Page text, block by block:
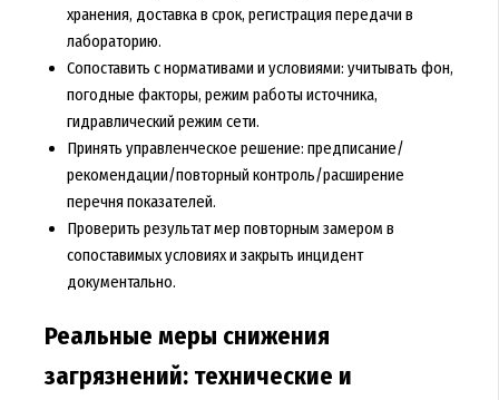
хранения, доставка в срок, регистрация передачи в
лабораторию.
Сопоставить с нормативами и условиями: учитывать фон,
погодные факторы, режим работы источника,
гидравлический режим сети.
Принять управленческое решение: предписание/
рекомендации/повторный контроль/расширение
перечня показателей.
Проверить результат мер повторным замером в
сопоставимых условиях и закрыть инцидент
документально.
Реальные меры снижения
загрязнений: технические и